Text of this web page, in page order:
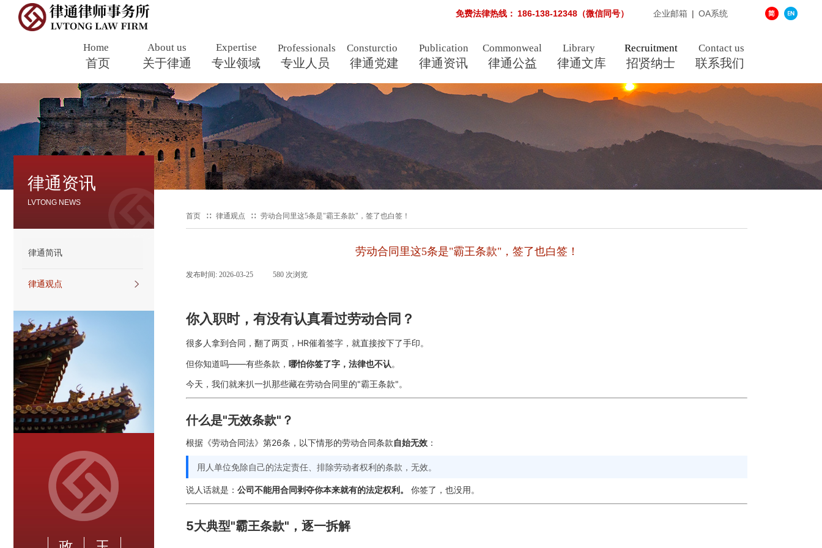
免费法律热线： 186-138-12348（微信同号） 企业邮箱 | OA系统
Library
About us Expertise
Home
​
首页 关于律通 专业领域 专业人员 律通党建 律通资讯 律通公益 律通文库 招贤纳士 联系我们
Commonweal
Professionals
Publication
s
Contact us
Recruitment
Consturctio
n
律通资讯
​LVTONG NEWS
律通简讯
律通观点
首页 ∷ 律通观点 ∷ 劳动合同里这5条是"霸王条款"，签了也白签！
劳动合同里这5条是"霸王条款"，签了也白签！
发布时间: 2026-03-25 580 次浏览
你入职时，有没有认真看过劳动合同？
很多人拿到合同，翻了两页，HR催着签字，就直接按下了手印。
但你知道吗——有些条款， 哪怕你签了字，法律也不认。
今天，我们就来扒一扒那些藏在劳动合同里的"霸王条款"。
什么是"无效条款"？
根据《劳动合同法》第26条，以下情形的劳动合同条款自始无效 ：
用人单位免除自己的法定责任、排除劳动者权利的条款，无效。
说人话就是： 公司不能用合同剥夺你本来就有的法定权利。 你签了，也没用。
5大典型"霸王条款"，逐一拆解